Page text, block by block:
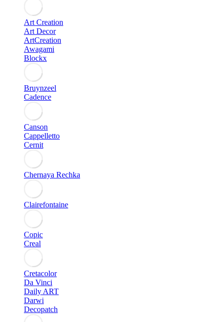
Art Creation
Art Decor
ArtCreation
Awagami
Blockx
Bruynzeel
Cadence
Canson
Cappelletto
Cernit
Chernaya Rechka
Clairefontaine
Copic
Creal
Cretacolor
Da Vinci
Daily ART
Darwi
Decopatch